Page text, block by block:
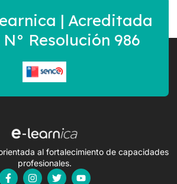
| Acreditada
N° Resolución 986
al fortalecimiento de capacidades
profesionales.